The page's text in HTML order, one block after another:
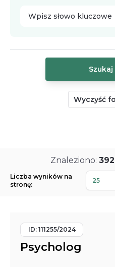
Wpisz słowo kluczowe
Wyczyść
Znaleziono:
Liczba wyników na
stronę:
25
ID: 111255/2024
Psycholog